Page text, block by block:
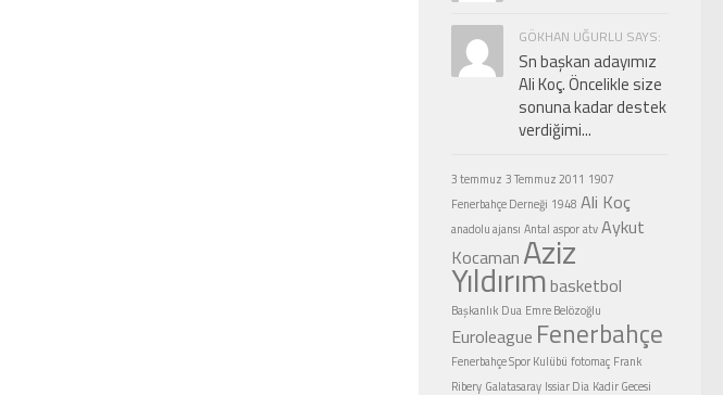
GÖKHAN UĞURLU SAYS:
Sn başkan adayımız
Ali Koç. Öncelikle size
sonuna kadar destek
verdiğimi...
3 temmuz 3 Temmuz 2011 1907
Fenerbahçe Derneği 1948 Ali Koç
anadolu ajansı Antal asporatvAykut
Kocaman Aziz
Yıldırımbasketbol
Başkanlık Dua Emre Belözoğlu
Euroleague Fenerbahçe
Fenerbahçe Spor Kulübü fotomaç Frank
Ribery Galatasaray Issiar Dia Kadir Gecesi